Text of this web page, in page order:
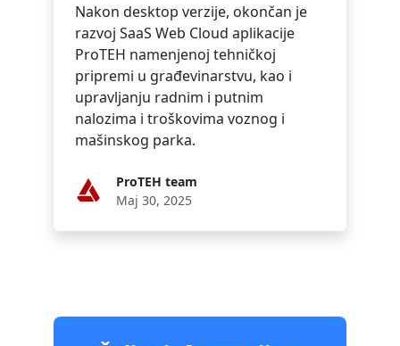
Nakon desktop verzije, okončan je
razvoj SaaS Web Cloud aplikacije
ProTEH namenjenoj tehničkoj
pripremi u građevinarstvu, kao i
upravljanju radnim i putnim
nalozima i troškovima voznog i
mašinskog parka.
ProTEH team
Maj 30, 2025